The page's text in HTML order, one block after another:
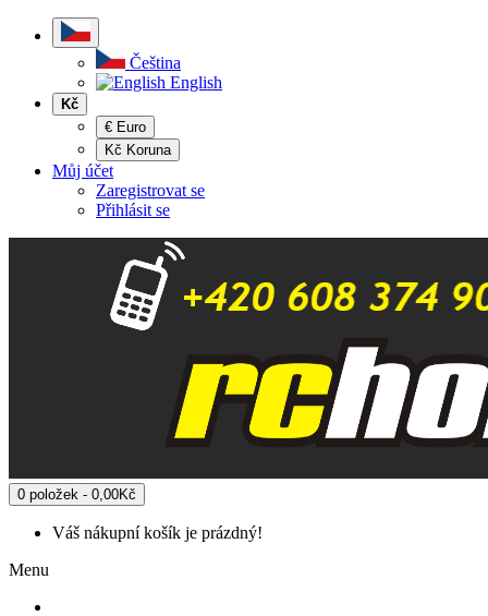
Čeština
English
Kč
€ Euro
Kč Koruna
Můj účet
Zaregistrovat se
Přihlásit se
0 položek - 0,00Kč
Váš nákupní košík je prázdný!
Menu